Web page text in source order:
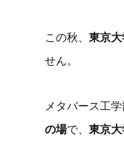
この秋、東京
せん。
メタバース工
の場で、東京